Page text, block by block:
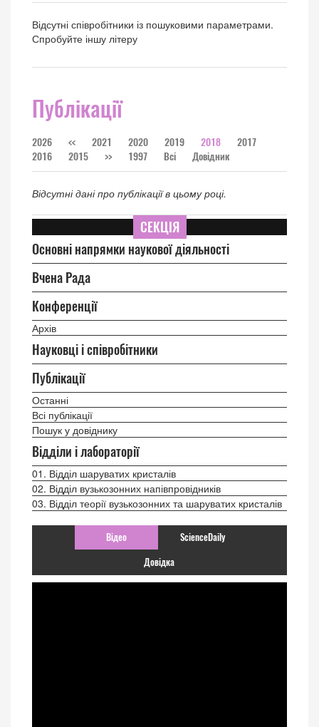
Відсутні співробітники із пошуковими параметрами.
Спробуйте іншу літеру
Публікації
2026 << 2021 2020 2019 2018
2017
2016
2015 >> 1997 Всі Довідник
Відсутні дані про публікації в цьому році.
СЕКЦІЯ
Основні напрямки наукової діяльності
Вчена Рада
Конференції
Архів
Науковці і співробітники
Публікації
Останні
Всі публікації
Пошук у довіднику
Відділи і лабораторії
01. Відділ шаруватих кристалів
02. Відділ вузькозонних напівпровідників
03. Відділ теорії вузькозонних та шаруватих кристалів
Відео ScienceDaily
Довідка